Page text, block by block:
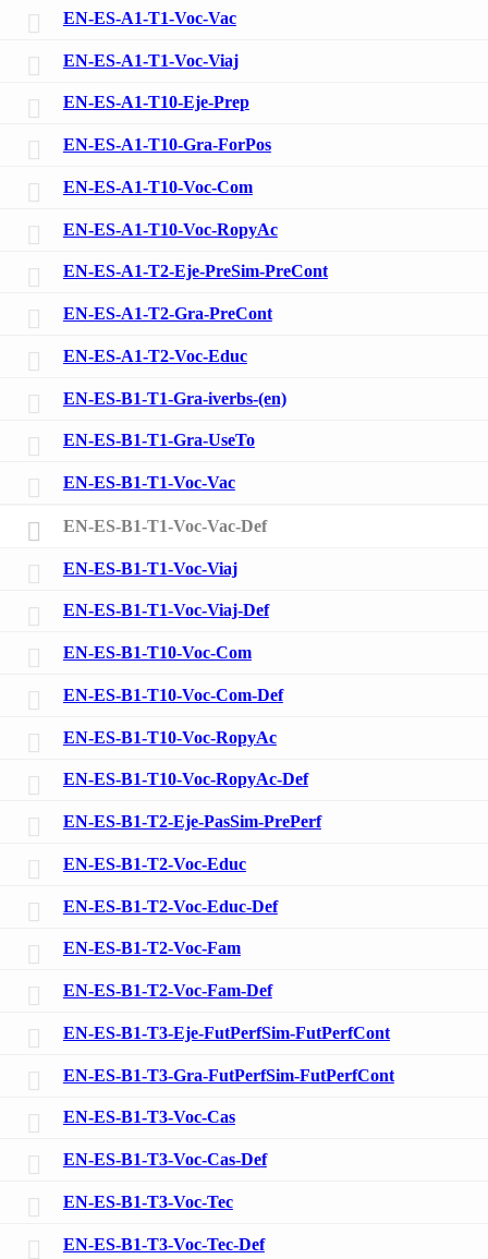
EN-ES-A1-T1-Voc-Vac
EN-ES-A1-T1-Voc-Viaj
EN-ES-A1-T10-Eje-Prep
EN-ES-A1-T10-Gra-ForPos
EN-ES-A1-T10-Voc-Com
EN-ES-A1-T10-Voc-RopyAc
EN-ES-A1-T2-Eje-PreSim-PreCont
EN-ES-A1-T2-Gra-PreCont
EN-ES-A1-T2-Voc-Educ
EN-ES-B1-T1-Gra-iverbs-(en)
EN-ES-B1-T1-Gra-UseTo
EN-ES-B1-T1-Voc-Vac
EN-ES-B1-T1-Voc-Vac-Def
EN-ES-B1-T1-Voc-Viaj
EN-ES-B1-T1-Voc-Viaj-Def
EN-ES-B1-T10-Voc-Com
EN-ES-B1-T10-Voc-Com-Def
EN-ES-B1-T10-Voc-RopyAc
EN-ES-B1-T10-Voc-RopyAc-Def
EN-ES-B1-T2-Eje-PasSim-PrePerf
EN-ES-B1-T2-Voc-Educ
EN-ES-B1-T2-Voc-Educ-Def
EN-ES-B1-T2-Voc-Fam
EN-ES-B1-T2-Voc-Fam-Def
EN-ES-B1-T3-Eje-FutPerfSim-FutPerfCont
EN-ES-B1-T3-Gra-FutPerfSim-FutPerfCont
EN-ES-B1-T3-Voc-Cas
EN-ES-B1-T3-Voc-Cas-Def
EN-ES-B1-T3-Voc-Tec
EN-ES-B1-T3-Voc-Tec-Def